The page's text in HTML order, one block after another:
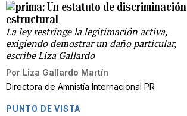
Un estatuto de discriminación
estructural
La ley restringe la legitimación activa,
exigiendo demostrar un daño particular,
escribe Liza Gallardo
Por Liza Gallardo Martín
Directora de Amnistía Internacional PR
PUNTO DE VISTA